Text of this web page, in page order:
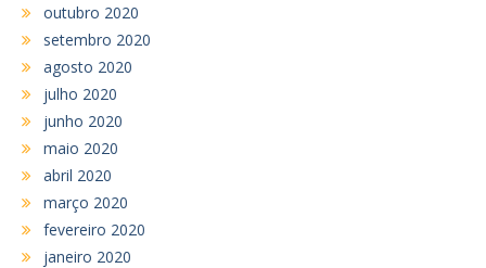
outubro 2020
setembro 2020
agosto 2020
julho 2020
junho 2020
maio 2020
abril 2020
março 2020
fevereiro 2020
janeiro 2020